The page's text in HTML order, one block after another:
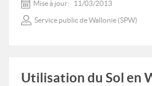
Mise à jour: 11/03/2013
Service public de Wallonie (SPW)
Utilisation du Sol en